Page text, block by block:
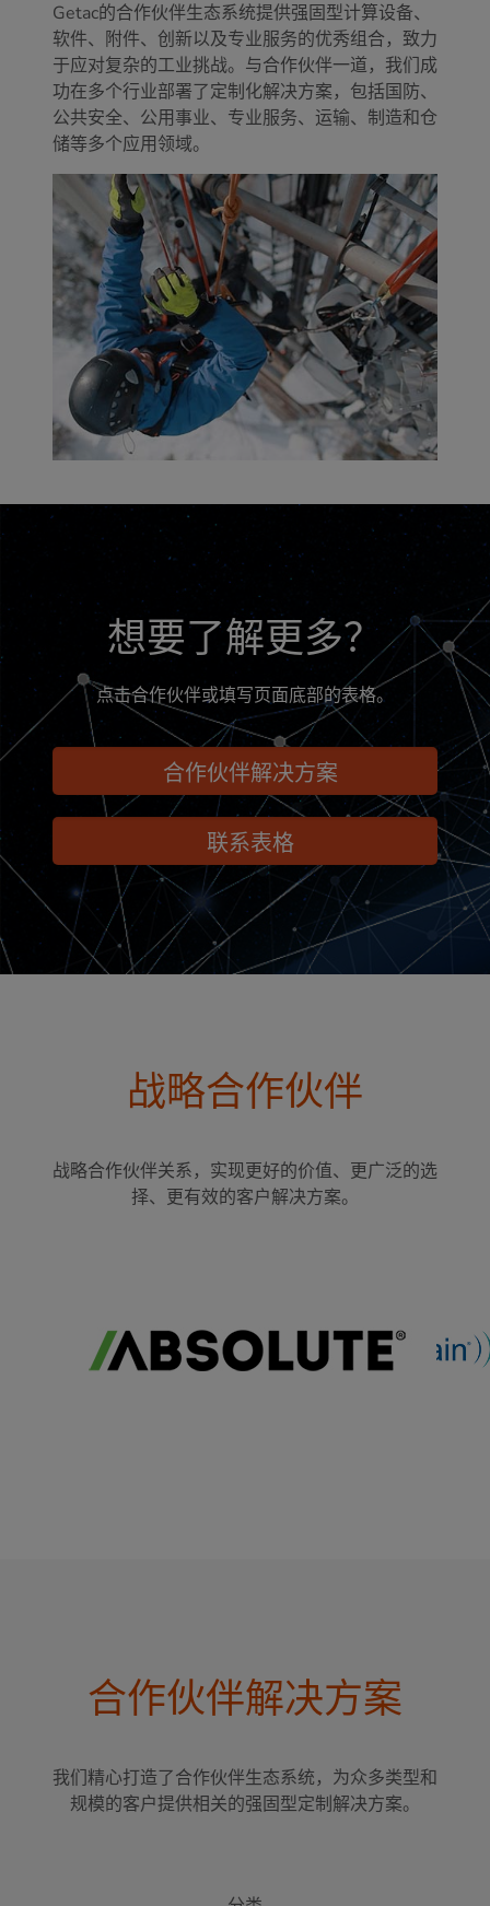
Getac的合作伙伴生态系统提供强固型计算设备、
软件、附件、创新以及专业服务的优秀组合，致力
于应对复杂的工业挑战。与合作伙伴一道，我们成
功在多个行业部署了定制化解决方案，包括国防、
公共安全、公用事业、专业服务、运输、制造和仓
储等多个应用领域。
想要了解更多？
点击合作伙伴或填写页面底部的表格。
合作伙伴解决方案
联系表格
战略合作伙伴
战略合作伙伴关系，实现更好的价值、更广泛的选
择、更有效的客户解决方案。
合作伙伴解决方案
我们精心打造了合作伙伴生态系统，为众多类型和
规模的客户提供相关的强固型定制解决方案。